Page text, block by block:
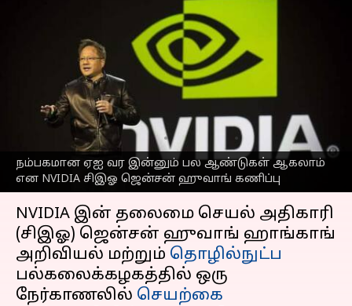
நம்பகமான ஏஐ வர இன்னும் பல ஆண்டுகள் ஆகலாம்
என NVIDIA சிஇஓ ஜென்சன் ஹுவாங் கணிப்பு
நம்பகமான ஏஐ வர
இன்னும் பல ஆண்டுகள்
ஆகலாம் என NVIDIA
சிஇஓ ஜென்சன் ஹுவாங்
கணிப்பு
Sekar Chinnappan Nov 25, 2024 11:24 am
செய்தி முன்னோட்டம்
NVIDIA இன் தலைமை செயல் அதிகாரி
(சிஇஓ) ஜென்சன் ஹுவாங் ஹாங்காங்
அறிவியல் மற்றும் தொழில்நுட்ப
பல்கலைக்கழகத்தில் ஒரு
நேர்காணலில் செயற்கை